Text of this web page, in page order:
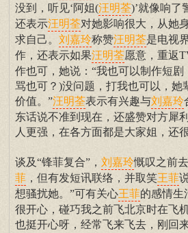
没到，听见‘阿姐(汪明荃)’就像响了
还表示汪明荃对她影响很大，从她
求自己。 刘嘉玲称赞汪明荃是电视
作，还表示如果汪明荃愿意，重返
作也可，她说：“我也可以制作短
骂也可？)没问题，打我也可以，她
价值。”汪明荃表示有兴趣与刘嘉玲
东话说不准到现在，还盛赞对方犀
人更强，在各方面都是大家姐，还
谈及“锋菲复合”， 刘嘉玲慨叹之前
菲 ，但有发短讯联络，并取笑王菲
想骚扰她。”可有关心王菲的感情生
很开心，碰巧我之前飞北京时在飞
也挺开心呀，经常飞来飞去，刚回